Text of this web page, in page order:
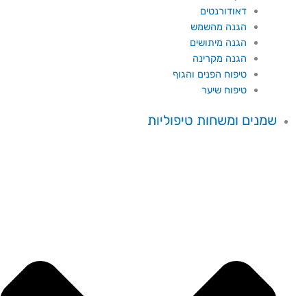
דאודורנטים
הגנה מהשמש
הגנה מיתושים
הגנה מקרינה
טיפוח הפנים והגוף
טיפוח שיער
שמנים ומשחות טיפוליות